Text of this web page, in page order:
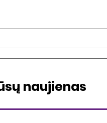
kartų
naujienas